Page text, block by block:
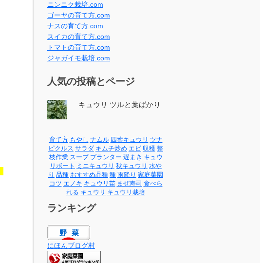
ニンニク栽培.com
ゴーヤの育て方.com
ナスの育て方.com
スイカの育て方.com
トマトの育て方.com
ジャガイモ栽培.com
人気の投稿とページ
キュウリ ツルと葉ばかり
育て方 もやし ナムル 四葉キュウリ ツナ
ピクルス サラダ キムチ炒め エビ 収穫 整
枝作業 スープ プランター 遅まき キュウ
リボート ミニキュウリ 秋キュウリ 水や
り 品種 おすすめ品種 種 雨降り 家庭菜園
コツ エノキ キュウリ苗 まぜ寿司 食べら
れる キュウリ キュウリ栽培
ランキング
にほんブログ村